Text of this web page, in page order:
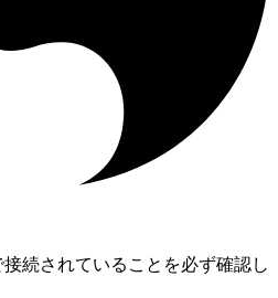
続されていることを必ず確認し